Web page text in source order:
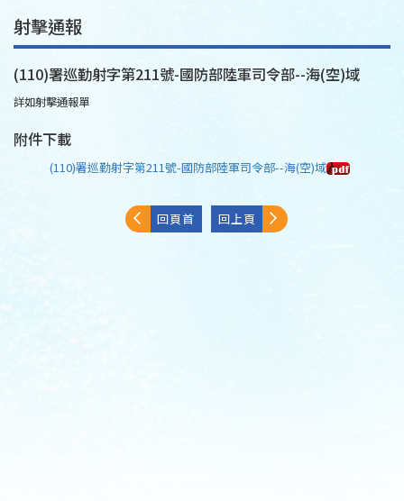
射擊通報
(110)署巡勤射字第211號-國防部陸軍司令部--海(空)域
詳如射擊通報單
附件下載
(110)署巡勤射字第211號-國防部陸軍司令部--海(空)域
回頁首 回上頁